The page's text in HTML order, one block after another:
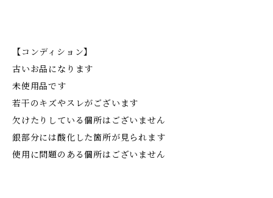
【コンディション】
古いお品になります
未使用品です
若干のキズやスレがございます
欠けたりしている個所はございません
銀部分には酸化した箇所が見られます
使用に問題のある個所はございません